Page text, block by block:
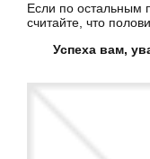
Если по остальным
считайте, что
Успеха вам,